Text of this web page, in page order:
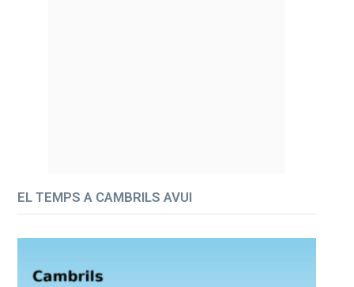
EL TEMPS A CAMBRILS AVUI